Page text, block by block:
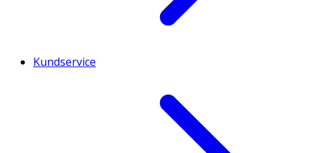
Kundservice